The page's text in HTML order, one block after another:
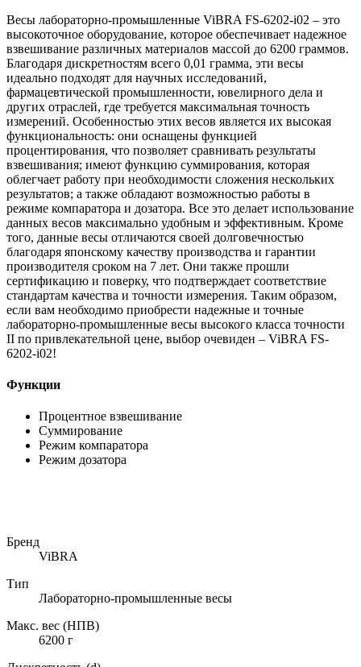
Весы лабораторно-промышленные ViBRA FS-6202-i02 – это
высокоточное оборудование, которое обеспечивает надежное
взвешивание различных материалов массой до 6200 граммов.
Благодаря дискретностям всего 0,01 грамма, эти весы
идеально подходят для научных исследований,
фармацевтической промышленности, ювелирного дела и
других отраслей, где требуется максимальная точность
измерений. Особенностью этих весов является их высокая
функциональность: они оснащены функцией
процентирования, что позволяет сравнивать результаты
взвешивания; имеют функцию суммирования, которая
облегчает работу при необходимости сложения нескольких
результатов; а также обладают возможностью работы в
режиме компаратора и дозатора. Все это делает использование
данных весов максимально удобным и эффективным. Кроме
того, данные весы отличаются своей долговечностью
благодаря японскому качеству производства и гарантии
производителя сроком на 7 лет. Они также прошли
сертификацию и поверку, что подтверждает соответствие
стандартам качества и точности измерения. Таким образом,
если вам необходимо приобрести надежные и точные
лабораторно-промышленные весы высокого класса точности
II по привлекательной цене, выбор очевиден – ViBRA FS-
6202-i02!
Функции
Процентное взвешивание
Суммирование
Режим компаратора
Режим дозатора
Бренд
ViBRA
Тип
Лабораторно-промышленные весы
Макс. вес (НПВ)
6200 г